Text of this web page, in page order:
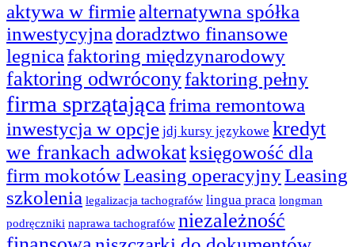
aktywa w firmiealternatywna spółka
inwestycyjna doradztwo finansowe
legnicafaktoring międzynarodowy
faktoring odwróconyfaktoring pełny
firma sprzątająca frima remontowa
inwestycja w opcje jdj kursy językowe kredyt
we frankach adwokatksięgowość dla
firm mokotówLeasing operacyjnyLeasing
szkolenia legalizacja tachografów lingua praca longman
podręczniki naprawa tachografów niezależność